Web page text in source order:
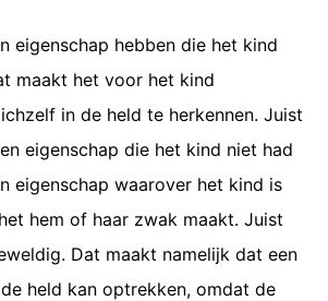
eigenschap hebben die het kind
maakt het voor het kind
in de held te herkennen. Juist
eigenschap die het kind niet had
eigenschap waarover het kind is
hem of haar zwak maakt. Juist
Dat maakt namelijk dat een
held kan optrekken, omdat de